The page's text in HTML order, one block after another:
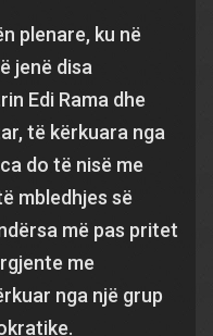
plenare, ku në
jenë disa
Edi Rama dhe
të kërkuara nga
do të nisë me
mbledhjes së
më pas pritet
me
nga një grup